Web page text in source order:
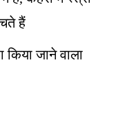
हैं
किया जाने वाला